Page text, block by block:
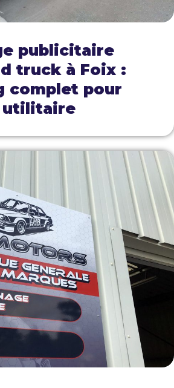
publicitaire
truck à Foix :
complet pour
utilitaire